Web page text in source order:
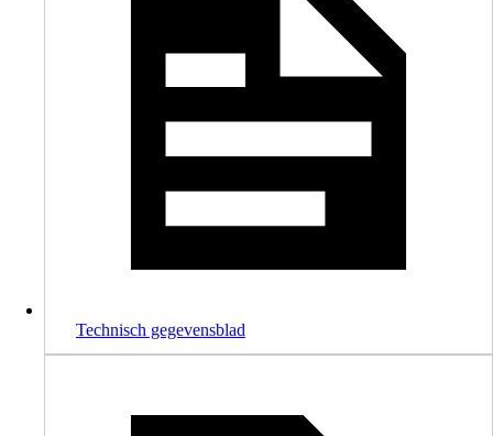
Technisch gegevensblad